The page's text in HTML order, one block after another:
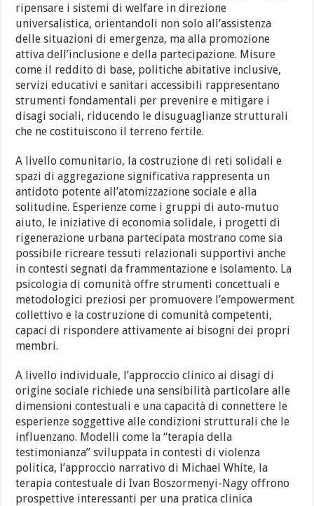
ripensare i sistemi di welfare in direzione
universalistica, orientandoli non solo all’assistenza
delle situazioni di emergenza, ma alla promozione
attiva dell’inclusione e della partecipazione. Misure
come il reddito di base, politiche abitative inclusive,
servizi educativi e sanitari accessibili rappresentano
strumenti fondamentali per prevenire e mitigare i
disagi sociali, riducendo le disuguaglianze strutturali
che ne costituiscono il terreno fertile.
A livello comunitario, la costruzione di reti solidali e
spazi di aggregazione significativa rappresenta un
antidoto potente all’atomizzazione sociale e alla
solitudine. Esperienze come i gruppi di auto-mutuo
aiuto, le iniziative di economia solidale, i progetti di
rigenerazione urbana partecipata mostrano come sia
possibile ricreare tessuti relazionali supportivi anche
in contesti segnati da frammentazione e isolamento. La
psicologia di comunità offre strumenti concettuali e
metodologici preziosi per promuovere l’empowerment
collettivo e la costruzione di comunità competenti,
capaci di rispondere attivamente ai bisogni dei propri
membri.
A livello individuale, l’approccio clinico ai disagi di
origine sociale richiede una sensibilità particolare alle
dimensioni contestuali e una capacità di connettere le
esperienze soggettive alle condizioni strutturali che le
influenzano. Modelli come la “terapia della
testimonianza” sviluppata in contesti di violenza
politica, l’approccio narrativo di Michael White, la
terapia contestuale di Ivan Boszormenyi-Nagy offrono
prospettive interessanti per una pratica clinica